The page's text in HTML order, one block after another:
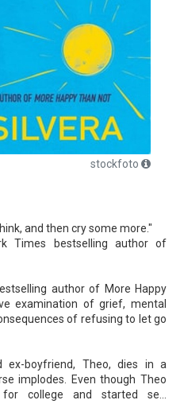
stockfoto
and then cry some more."
Times bestselling author of
author of More Happy
examination of grief, mental
of refusing to let go
ex-boyfriend, Theo, dies in a
implodes. Even though Theo
college and started se...